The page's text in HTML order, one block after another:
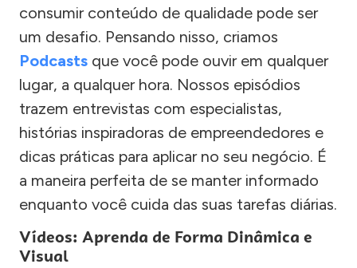
consumir conteúdo de qualidade pode ser
um desafio. Pensando nisso, criamos
Podcasts que você pode ouvir em qualquer
lugar, a qualquer hora. Nossos episódios
trazem entrevistas com especialistas,
histórias inspiradoras de empreendedores e
dicas práticas para aplicar no seu negócio. É
a maneira perfeita de se manter informado
enquanto você cuida das suas tarefas diárias.
Vídeos: Aprenda de Forma Dinâmica e
Visual